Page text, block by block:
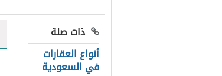
ذات صلة
أنواع العقارات
في السعودية